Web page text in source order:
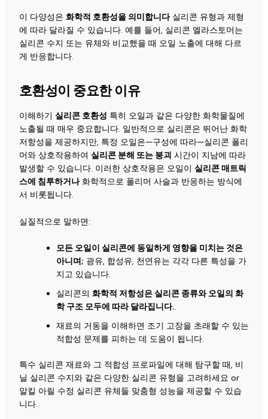
이 다양성은 화학적 호환성을 의미합니다실리콘 유형과 제형
에 따라 달라질 수 있습니다. 예를 들어, 실리콘 엘라스토머는
실리콘 수지 또는 유체와 비교했을 때 오일 노출에 대해 다르
게 반응합니다.
호환성이 중요한 이유
이해하기 실리콘 호환성 특히 오일과 같은 다양한 화학물질에
노출될 때 매우 중요합니다. 일반적으로 실리콘은 뛰어난 화학
저항성을 제공하지만, 특정 오일은—구성에 따라—실리콘 폴리
머와 상호작용하여 실리콘 분해 또는 붕괴 시간이 지남에 따라
발생할 수 있습니다. 이러한 상호작용은 오일이 실리콘 매트릭
스에 침투하거나화학적으로 폴리머 사슬과 반응하는 방식에
서 비롯됩니다.
실질적으로 말하면:
모든 오일이 실리콘에 동일하게 영향을 미치는 것은
아니며; 광유, 합성유, 천연유는 각각 다른 특성을 가
지고 있습니다.
실리콘의 화학적 저항성은 실리콘 종류와 오일의 화
학 구조 모두에 따라 달라집니다..
재료의 거동을 이해하면 조기 고장을 초래할 수 있는
적합성 문제를 피하는 데 도움이 됩니다.
특수 실리콘 재료와 그 적합성 프로파일에 대해 탐구할 때, 비
닐 실리콘 수지와 같은 다양한 실리콘 유형을 고려하세요 or
알킬 아릴 수정 실리콘 유체들 맞춤형 성능을 제공할 수 있습
니다.